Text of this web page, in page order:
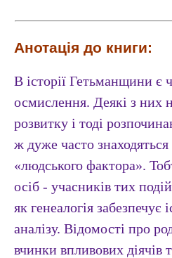
Анотація до книги:
В історії Гетьманщини є
осмислення. Деякі з них
розвитку і тоді
ж дуже часто
«людського фактора».
осіб - учасників тих
як генеалогія
аналізу. Відомості про
вчинки впливових діячів